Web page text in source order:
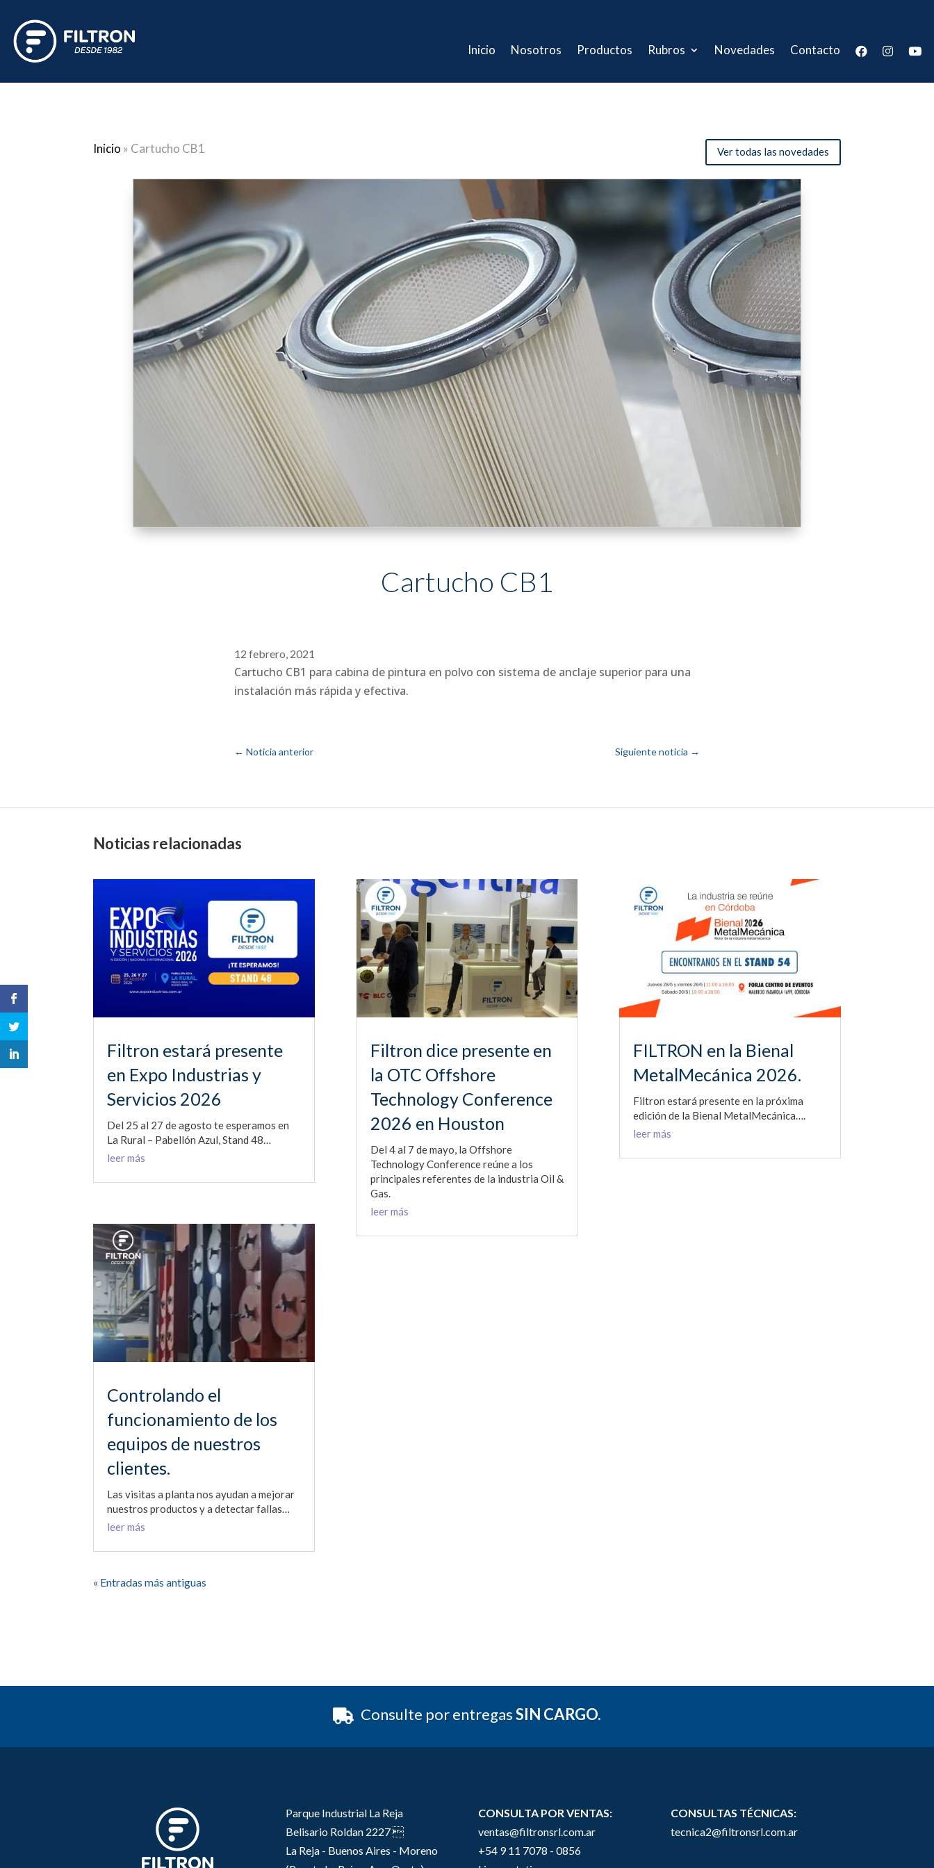
Inicio Nosotros Productos Rubros Novedades Contacto
Inicio » Cartucho CB1 Ver todas las novedades
Cartucho CB1
12 febrero, 2021
Cartucho CB1 para cabina de pintura en polvo con sistema de anclaje superior para una
instalación más rápida y efectiva.
←Noticia anterior Siguiente noticia →
Noticias relacionadas
Filtron estará presente
en Expo Industrias y
Servicios 2026
Del 25 al 27 de agosto te esperamos en
La Rural – Pabellón Azul, Stand 48…
leer más
Controlando el
funcionamiento de los
equipos de nuestros
clientes.
Las visitas a planta nos ayudan a mejorar
nuestros productos y a detectar fallas…
leer más
Filtron dice presente en
la OTC Offshore
Technology Conference
2026 en Houston
Del 4 al 7 de mayo, la Offshore
Technology Conference reúne a los
principales referentes de la industria Oil &
Gas.
leer más
FILTRON en la Bienal
MetalMecánica 2026.
Filtron estará presente en la próxima
edición de la Bienal MetalMecánica….
leer más
« Entradas más antiguas
Consulte por entregasSIN CARGO.
Parque Industrial La Reja
Belisario Roldan 2227 
La Reja - Buenos Aires - Moreno
CONSULTA POR VENTAS:
ventas@filtronsrl.com.ar
+54 9 11 7078 - 0856
CONSULTAS TÉCNICAS:
tecnica2@filtronsrl.com.ar